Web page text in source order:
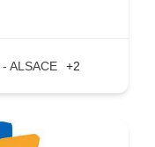
ALSACE +2